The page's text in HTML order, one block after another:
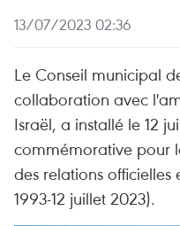
13/07/2023 02:36
Le Conseil municipal
collaboration avec
Israël, a installé le 12
commémorative pour
des relations officielles
1993-12 juillet 2023).